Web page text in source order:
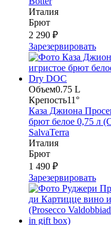
Италия
Брют
2 290 ₽
Зарезервировать
Объем0.75 L
Крепость11°
Каза Джиона
брют белое 0,75 л
SalvaTerra
Италия
Брют
1 490 ₽
Зарезервировать